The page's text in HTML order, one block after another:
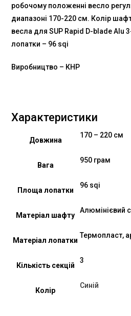
робочому положенні весло
диапазоні 170-220 см. Колір
весла для SUP Rapid D-blade Alu
лопатки – 96 sqi
Виробництво – КНР
Характеристики
Довжина
170 – 220 см
Вага
950 грам
Площа лопатки
96 sqi
Матеріал шафту
Алюмінієвий
Матеріал лопатки
Термопласт,
Кількість секцій
3
Колір
Синій